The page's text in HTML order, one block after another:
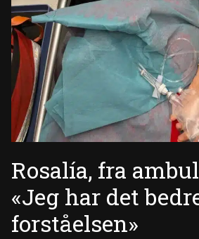
Rosalía, fra
«Jeg har det
forståelsen»